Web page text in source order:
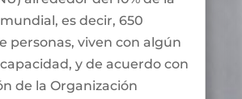
es decir, 650
personas, viven con algún
y de acuerdo con
de la Organización